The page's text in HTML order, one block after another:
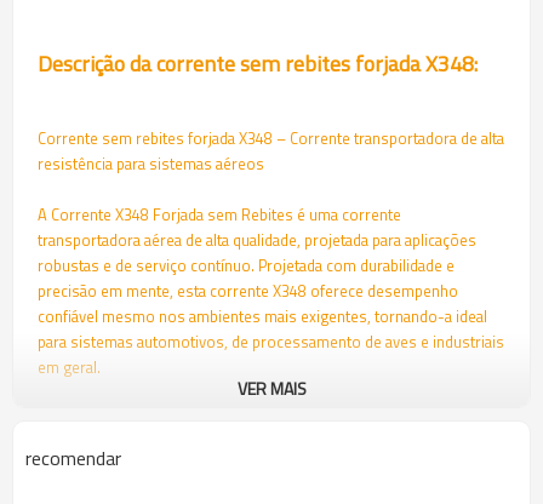
Descrição da corrente sem rebites forjada X348:
Corrente sem rebites forjada X348 – Corrente transportadora de alta
resistência para sistemas aéreos
A Corrente X348 Forjada sem Rebites é uma corrente
transportadora aérea de alta qualidade, projetada para aplicações
robustas e de serviço contínuo. Projetada com durabilidade e
precisão em mente, esta corrente X348 oferece desempenho
confiável mesmo nos ambientes mais exigentes, tornando-a ideal
para sistemas automotivos, de processamento de aves e industriais
em geral.
desgaste e à fadiga. Com uma carga máxima de ruptura de 110 KN, a
VER MAIS
recomendar